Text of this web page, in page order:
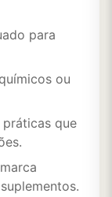
para
ou
que